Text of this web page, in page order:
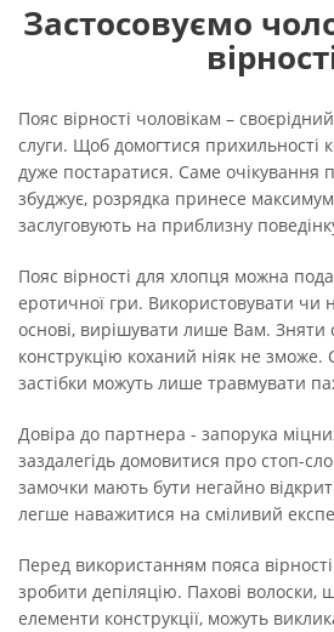
Застосовуємо
Пояс вірності чоловікам –
слуги. Щоб домогтися прихильності
дуже постаратися. Саме очікування
збуджує, розрядка принесе
заслуговують на приблизну
Пояс вірності для хлопця можна
еротичної гри. Використовувати чи
основі, вирішувати лише Вам. Зняти
конструкцію коханий ніяк не зможе.
застібки можуть лише травмувати
Довіра до партнера - запорука
заздалегідь домовитися про стоп-
замочки мають бути негайно
легше наважитися на сміливий
Перед використанням пояса
зробити депіляцію. Пахові волоски,
елементи конструкції, можуть